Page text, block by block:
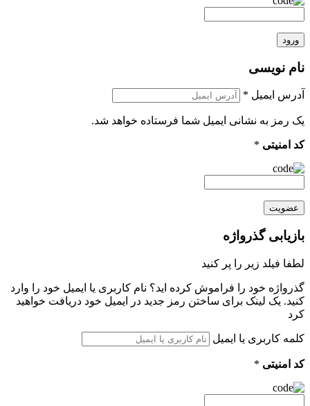
ورود
نام نویسی
آدرس ایمیل *
یک رمز به نشانی ایمیل شما فرستاده خواهد شد.
کد امنیتی *
عضویت
بازیابی گذرواژه
لطفا فیلد زیر را پر کنید
گذرواژه خود را فراموش کرده اید؟ نام کاربری یا ایمیل خود را وارد
کنید. یک لینک برای ساختن رمز جدید در ایمیل خود دریافت خواهید
کرد
کلمه کاربری یا ایمیل
کد امنیتی *